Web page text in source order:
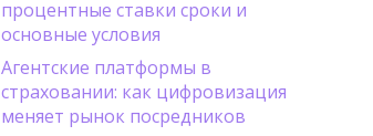
процентные ставки сроки и
основные условия
Агентские платформы в
страховании: как цифровизация
меняет рынок посредников